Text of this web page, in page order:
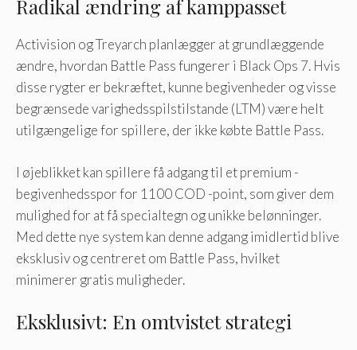
Radikal ændring af kamppasset
Activision og Treyarch planlægger at grundlæggende
ændre, hvordan Battle Pass fungerer i Black Ops 7. Hvis
disse rygter er bekræftet, kunne begivenheder og visse
begrænsede varighedsspilstilstande (LTM) være helt
utilgængelige for spillere, der ikke købte Battle Pass.
I øjeblikket kan spillere få adgang til et premium -
begivenhedsspor for 1100 COD -point, som giver dem
mulighed for at få specialtegn og unikke belønninger.
Med dette nye system kan denne adgang imidlertid blive
eksklusiv og centreret om Battle Pass, hvilket
minimerer gratis muligheder.
Eksklusivt: En omtvistet strategi